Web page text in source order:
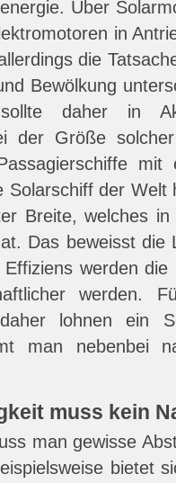
Über
in
die
Bewölkung
sollte daher in
der Größe
Solarschiff der Welt
Breite, welches
Das beweisst die
werden
werden.
lohnen ein
man nebenbei
muss kein
man gewisse
bietet